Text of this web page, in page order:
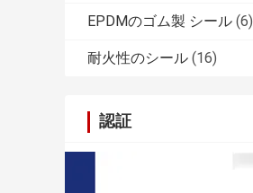
EPDMのゴム製 シール (6)
耐火性のシール (16)
認証